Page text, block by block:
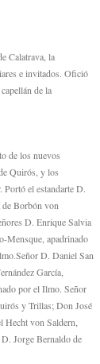
Calatrava, la
e invitados. Ofició
de la
de los nuevos
Quirós, y los
el estandarte D.
Borbón von
D. Enrique Salvia
Mensque, apadrinado
D. Daniel San
García,
por el Ilmo. Señor
y Trillas; Don José
von Saldern,
Jorge Bernaldo de